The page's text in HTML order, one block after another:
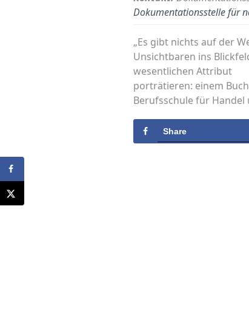
Dokumentationsstelle für
„Es gibt nichts auf der
Unsichtbaren ins
wesentlichen Attribut
porträtieren: einem
Berufsschule für Handel
Share